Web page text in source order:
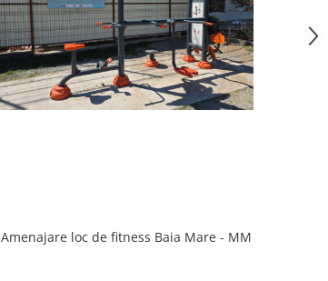
Amenajare loc de fitness Baia Mare - MM